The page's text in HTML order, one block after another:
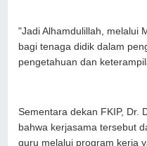
"Jadi Alhamdulillah, melalui
bagi tenaga didik dalam
pengetahuan dan
Sementara dekan FKIP, Dr.
bahwa kerjasama tersebut
guru melalui program kerja